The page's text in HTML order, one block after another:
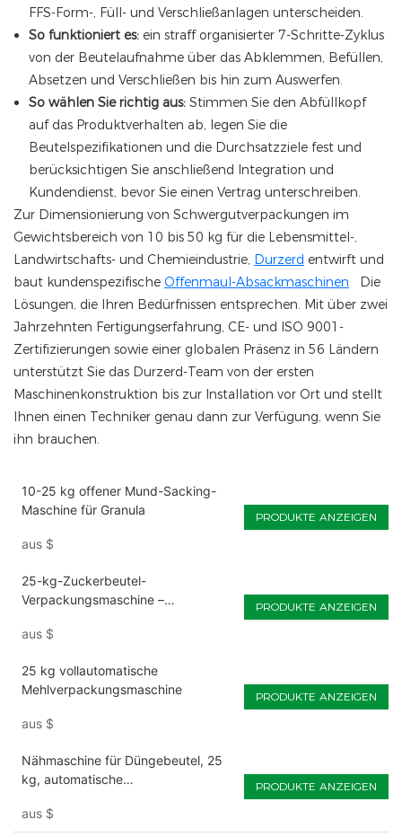
FFS-Form-, Füll- und Verschließanlagen unterscheiden.
So funktioniert es: ein straff organisierter 7-Schritte-Zyklus
von der Beutelaufnahme über das Abklemmen, Befüllen,
Absetzen und Verschließen bis hin zum Auswerfen.
So wählen Sie richtig aus: Stimmen Sie den Abfüllkopf
auf das Produktverhalten ab, legen Sie die
Beutelspezifikationen und die Durchsatzziele fest und
berücksichtigen Sie anschließend Integration und
Kundendienst, bevor Sie einen Vertrag unterschreiben.
Zur Dimensionierung von Schwergutverpackungen im
Gewichtsbereich von 10 bis 50 kg für die Lebensmittel-,
Landwirtschafts- und Chemieindustrie, Durzerd entwirft und
baut kundenspezifische Offenmaul-Absackmaschinen
Die
Lösungen, die Ihren Bedürfnissen entsprechen. Mit über zwei
Jahrzehnten Fertigungserfahrung, CE- und ISO 9001-
Zertifizierungen sowie einer globalen Präsenz in 56 Ländern
unterstützt Sie das Durzerd-Team von der ersten
Maschinenkonstruktion bis zur Installation vor Ort und stellt
Ihnen einen Techniker genau dann zur Verfügung, wenn Sie
ihn brauchen.
10-25 kg offener Mund-Sacking-
Maschine für Granula
aus $
PRODUKTE ANZEIGEN
25-kg-Zuckerbeutel-
Verpackungsmaschine –
aus $
PRODUKTE ANZEIGEN
25 kg vollautomatische
Mehlverpackungsmaschine
aus $
PRODUKTE ANZEIGEN
Nähmaschine für Düngebeutel, 25
kg, automatische
aus $
PRODUKTE ANZEIGEN